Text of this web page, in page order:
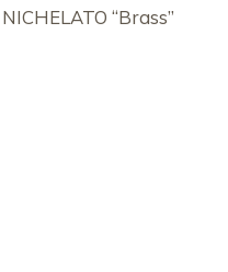
“Brass”